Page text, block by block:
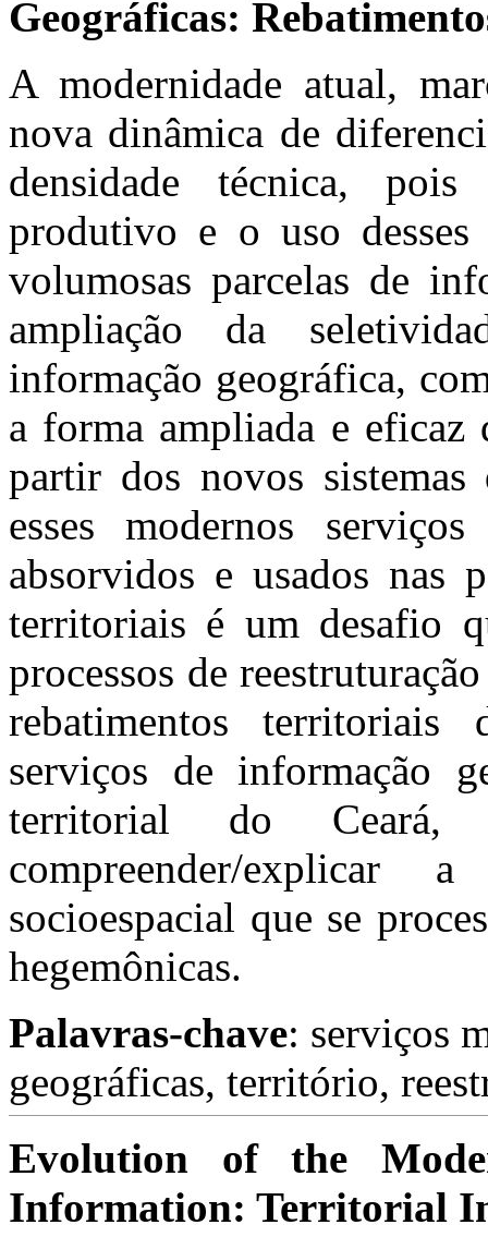
Geográficas:
A modernidade atual,
nova dinâmica de
densidade técnica,
produtivo e o uso desses
volumosas parcelas de
ampliação da
informação geográfica,
a forma ampliada e
partir dos novos sistemas
esses modernos
absorvidos e usados nas
territoriais é um desafio
processos de
rebatimentos
serviços de informação
territorial do
compreender/explicar
socioespacial que se
hegemônicas.
Palavras-chave: serviços
geográficas, território,
Evolution of the
Information: Territorial